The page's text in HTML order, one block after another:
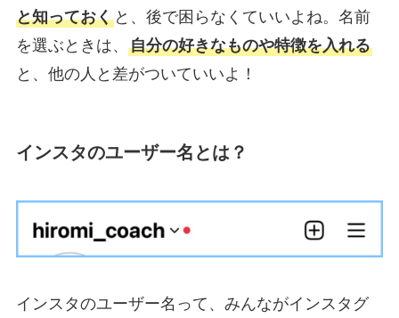
と知っておくと、後で困らなくていいよね。名前
を選ぶときは、 自分の好きなものや特徴を入れる
と、他の人と差がついていいよ！
インスタのユーザー名とは？
インスタのユーザー名って、みんながインスタグ